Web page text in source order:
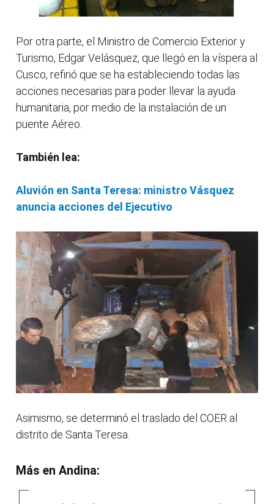
Por otra parte, el Ministro de Comercio Exterior y
Turismo, Edgar Velásquez, que llegó en la víspera al
Cusco, refirió que se ha estableciendo todas las
acciones necesarias para poder llevar la ayuda
humanitaria, por medio de la instalación de un
puente Aéreo.
También lea:
Aluvión en Santa Teresa: ministro Vásquez
anuncia acciones del Ejecutivo
Asimismo, se determinó el traslado del COER al
distrito de Santa Teresa.
Más en Andina: